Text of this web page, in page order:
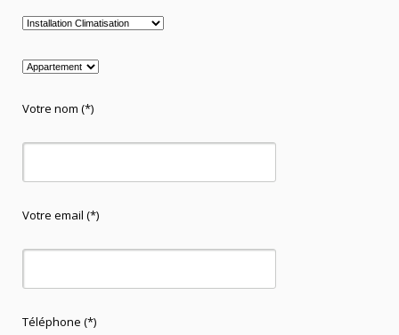
Votre nom (*)
Votre email (*)
Téléphone (*)